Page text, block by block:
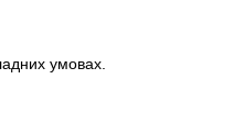
умовах.